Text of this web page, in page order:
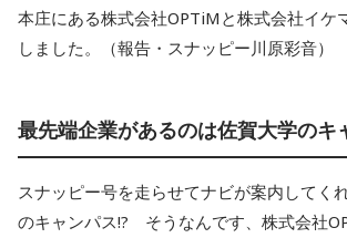
本庄にある株式会社OPTiMと株式会社イケ
しました。（報告・スナッピー川原彩音）
最先端企業があるのは佐賀大学のキ
スナッピー号を走らせてナビが案内してく
のキャンパス!? そうなんです、株式会社